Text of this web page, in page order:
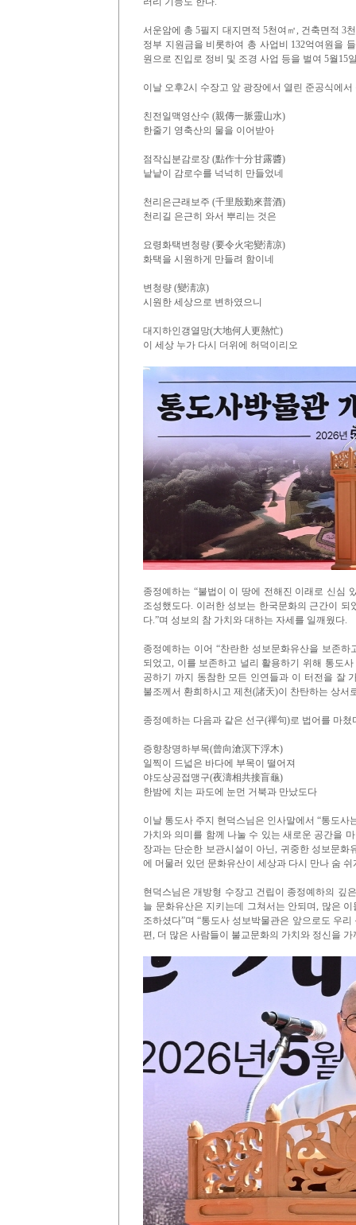
서운암에 총 5필지 대지면적 5천여㎡, 건축면적 3
정부 지원금을 비롯하여 총 사업비 132억여원을
원으로 진입로 정비 및 조경 사업 등을 벌여 5월15
이날 오후2시 수장고 앞 광장에서 열린 준공식에
친전일맥영산수 (親傳一脈靈山水)
한줄기 영축산의 물을 이어받아
점작십분감로장 (點作十分甘露醬)
낱낱이 감로수를 넉넉히 만들었네
천리은근래보주 (千里殷勤來普酒)
천리길 은근히 와서 뿌리는 것은
요령화택변청량 (要令火宅變淸凉)
화택을 시원하게 만들려 함이네
변청량 (變淸凉)
시원한 세상으로 변하였으니
대지하인갱열망(大地何人更熱忙)
이 세상 누가 다시 더위에 허덕이리오
종정예하는 “불법이 이 땅에 전해진 이래로 신심
조성했도다. 이러한 성보는 한국문화의 근간이
다.”며 성보의 참 가치와 대하는 자세를 일깨웠다.
종정예하는 이어 “찬란한 성보문화유산을 보존
되었고, 이를 보존하고 널리 활용하기 위해 통도
공하기 까지 동참한 모든 인연들과 이 터전을 잘
불조께서 환희하시고 제천(諸天)이 찬탄하는 상서
종정예하는 다음과 같은 선구(禪句)로 법어를 마쳤
증향창명하부목(曾向滄溟下浮木)
일찍이 드넓은 바다에 부목이 떨어져
야도상공접맹구(夜濤相共接盲龜)
한밤에 치는 파도에 눈먼 거북과 만났도다
이날 통도사 주지 현덕스님은 인사말에서 “통도
가치와 의미를 함께 나눌 수 있는 새로운 공간을
장과는 단순한 보관시설이 아닌, 귀중한 성보문
에 머물러 있던 문화유산이 세상과 다시 만나 숨
현덕스님은 개방형 수장고 건립이 종정예하의 깊
늘 문화유산은 지키는데 그쳐서는 안되며, 많은
조하셨다”며 “통도사 성보박물관은 앞으로도 우
편, 더 많은 사람들이 불교문화의 가치와 정신을